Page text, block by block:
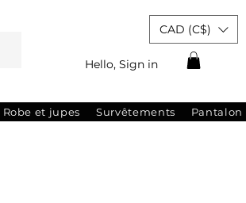
Hello, Sign in
CAD (C$)
Robe et jupes Survêtements